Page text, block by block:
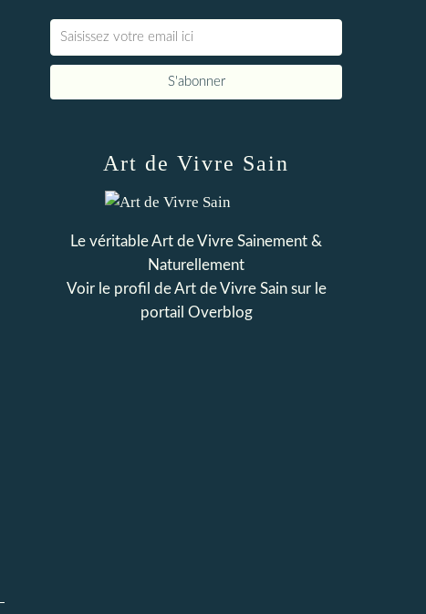
Art de Vivre Sain
Le véritable Art de Vivre Sainement &
Naturellement
Voir le profil deArt de Vivre Sainsur le
portail Overblog